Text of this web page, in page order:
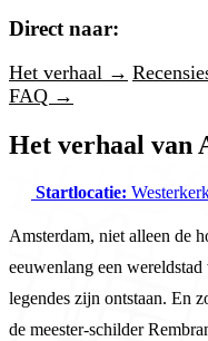
Direct naar:
Het verhaal →
FAQ →
Het verhaal van
Startlocatie:
Amsterdam, niet alleen de
eeuwenlang een
legendes zijn ontstaan. En
de meester-schilder